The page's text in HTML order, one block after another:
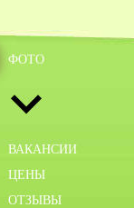
ФОТО
ВАКАНСИИ
ЦЕНЫ
ОТЗЫВЫ